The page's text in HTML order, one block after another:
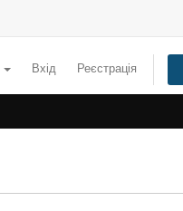
Вхід Реєстрація